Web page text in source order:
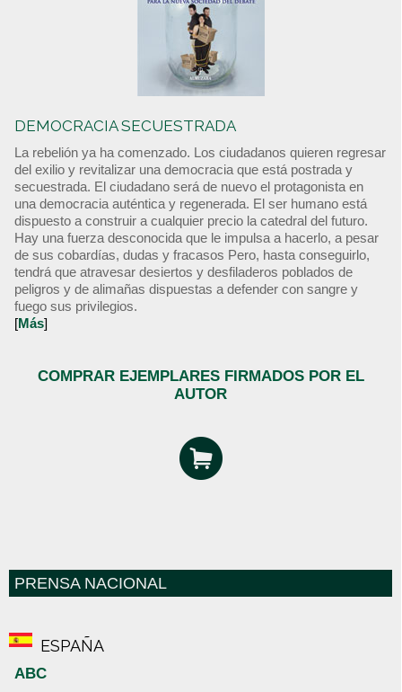
DEMOCRACIA SECUESTRADA
La rebelión ya ha comenzado. Los ciudadanos quieren regresar
del exilio y revitalizar una democracia que está postrada y
secuestrada. El ciudadano será de nuevo el protagonista en
una democracia auténtica y regenerada. El ser humano está
dispuesto a construir a cualquier precio la catedral del futuro.
Hay una fuerza desconocida que le impulsa a hacerlo, a pesar
de sus cobardías, dudas y fracasos Pero, hasta conseguirlo,
tendrá que atravesar desiertos y desfiladeros poblados de
peligros y de alimañas dispuestas a defender con sangre y
fuego sus privilegios.
[Más]
COMPRAR EJEMPLARES FIRMADOS POR EL
AUTOR
PRENSA NACIONAL
ESPAÑA
ABC